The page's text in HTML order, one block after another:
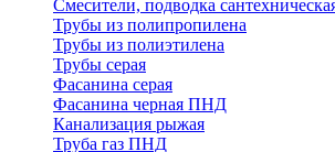
Смесители, подводка
Трубы из полипропилена
Трубы из полиэтилена
Трубы серая
Фасанина серая
Фасанина черная ПНД
Канализация рыжая
Труба газ ПНД